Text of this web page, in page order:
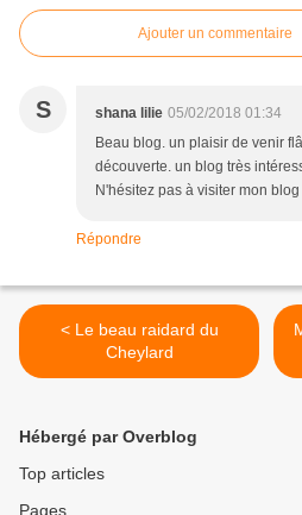
Ajouter un commentaire
S shana lilie 05/02/2018 01:34
Beau blog. un plaisir de venir
découverte. un blog très
N'hésitez pas à visiter mon
Répondre
< Le beau raidard du
Cheylard
Hébergé par Overblog
Top articles
Pages